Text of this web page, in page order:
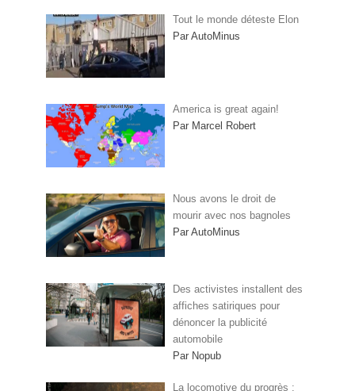
Tout le monde déteste Elon
Par AutoMinus
America is great again!
Par Marcel Robert
Nous avons le droit de
mourir avec nos bagnoles
Par AutoMinus
Des activistes installent des
affiches satiriques pour
dénoncer la publicité
automobile
Par Nopub
La locomotive du progrès :